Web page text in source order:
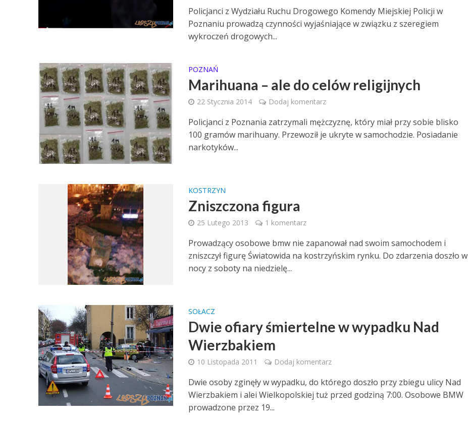
Policjanci z Wydziału Ruchu Drogowego Komendy Miejskiej Policji w
Poznaniu prowadzą czynności wyjaśniające w związku z szeregiem
wykroczeń drogowych...
POZNAŃ
Marihuana – ale do celów religijnych
22 Stycznia 2014 Dodaj komentarz
Policjanci z Poznania zatrzymali mężczyznę, który miał przy sobie blisko
100 gramów marihuany. Przewoził je ukryte w samochodzie. Posiadanie
narkotyków...
KOSTRZYN
Zniszczona figura
25 Lutego 2013 1 komentarz
Prowadzący osobowe bmw nie zapanował nad swoim samochodem i
zniszczył figurę Światowida na kostrzyńskim rynku. Do zdarzenia doszło w
nocy z soboty na niedzielę...
SOŁACZ
Dwie ofiary śmiertelne w wypadku Nad
Wierzbakiem
10 Listopada 2011 Dodaj komentarz
Dwie osoby zginęły w wypadku, do którego doszło przy zbiegu ulicy Nad
Wierzbakiem i alei Wielkopolskiej tuż przed godziną 7:00. Osobowe BMW
prowadzone przez 19...